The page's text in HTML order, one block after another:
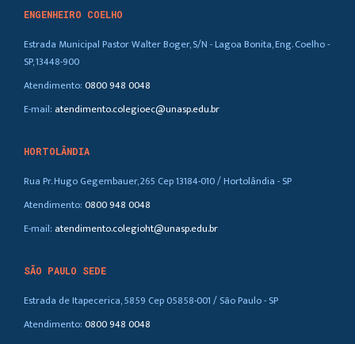
ENGENHEIRO COELHO
Estrada Municipal Pastor Walter Boger, S/N - Lagoa Bonita, Eng. Coelho -
SP, 13448-900
Atendimento:0800 948 0048
E-mail: atendimento.colegioec@unasp.edu.br
HORTOLÂNDIA
Rua Pr. Hugo Gegembauer, 265 Cep 13184-010 / Hortolândia - SP
Atendimento:0800 948 0048
E-mail: atendimento.colegioht@unasp.edu.br
SÃO PAULO SEDE
Estrada de Itapecerica, 5859 Cep 05858-001 / São Paulo - SP
Atendimento:0800 948 0048